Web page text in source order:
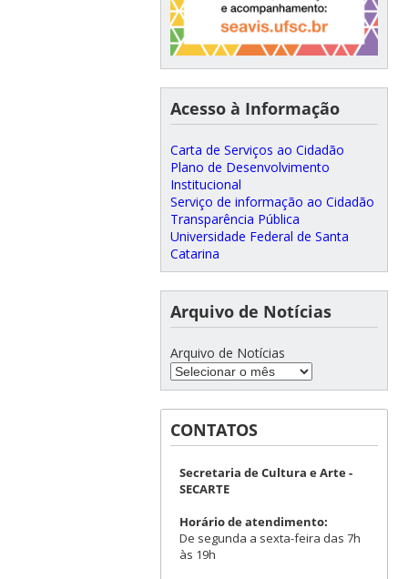
Acesso à Informação
Carta de Serviços ao Cidadão
Plano de Desenvolvimento
Institucional
Serviço de informação ao Cidadão
Transparência Pública
Universidade Federal de Santa
Catarina
Arquivo de Notícias
Arquivo de Notícias
CONTATOS
Secretaria de Cultura e Arte -
SECARTE
Horário de atendimento:
De segunda a sexta-feira das 7h
às 19h